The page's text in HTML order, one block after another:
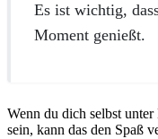
Es ist wichtig,
Moment genießt.
Wenn du dich selbst
sein, kann das den Spaß